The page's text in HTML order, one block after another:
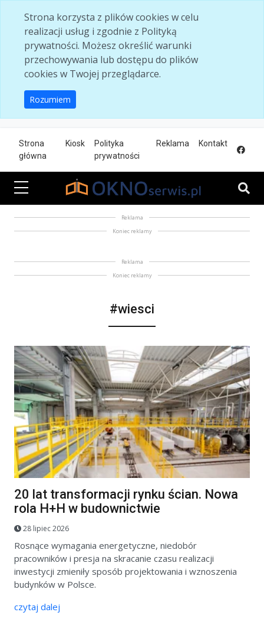
Strona korzysta z plików cookies w celu
realizacji usług i zgodnie z Polityką
prywatności. Możesz określić warunki
przechowywania lub dostępu do plików
cookies w Twojej przeglądarce.
Rozumiem
Strona
główna
Kiosk
Polityka
prywatności
Reklama Kontakt
Reklama
Koniec reklamy
Reklama
Koniec reklamy
#wiesci
20 lat transformacji rynku ścian. Nowa
rola H+H w budownictwie
28 lipiec 2026
Rosnące wymagania energetyczne, niedobór
pracowników i presja na skracanie czasu realizacji
inwestycji zmieniły sposób projektowania i wznoszenia
budynków w Polsce.
czytaj dalej